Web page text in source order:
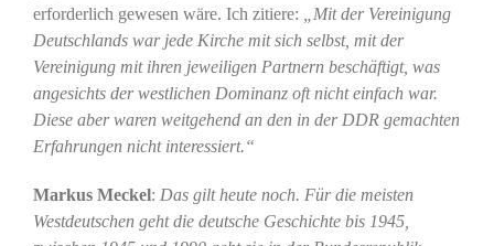
erforderlich gewesen wäre. Ich zitiere:
„Mit der Vereinigung
Deutschlands war jede Kirche mit sich selbst, mit der
Vereinigung mit ihren jeweiligen Partnern beschäftigt, was
angesichts der westlichen Dominanz oft nicht einfach war.
Diese aber waren weitgehend an den in der DDR gemachten
Erfahrungen nicht interessiert.“
Markus Meckel: Das gilt heute noch. Für die meisten
Westdeutschen geht die deutsche Geschichte bis 1945,